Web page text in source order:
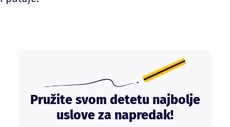
Pružite svom detetu najbolje
uslove za napredak!